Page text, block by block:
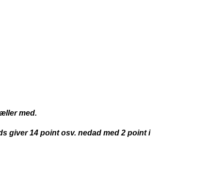
med.
giver 14 point osv. nedad med 2 point i